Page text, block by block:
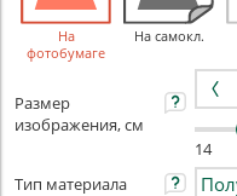
На
фотобумаге
На самокл.
Размер
изображения, см
14
Тип материала